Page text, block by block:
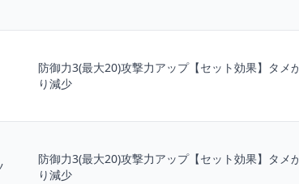
防御力3(最大20)攻撃力アップ【セット効果】タメ
り減少
防御力3(最大20)攻撃力アップ【セット効果】タメ
り減少